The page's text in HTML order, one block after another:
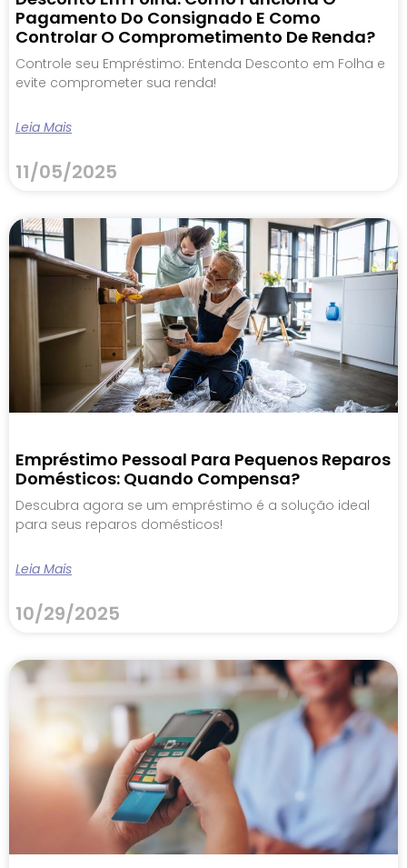
Pagamento Do Consignado E Como
Controlar O Comprometimento De Renda?
Controle seu Empréstimo: Entenda Desconto em Folha e
evite comprometer sua renda!
Leia Mais
11/05/2025
Empréstimo Pessoal Para Pequenos Reparos
Domésticos: Quando Compensa?
Descubra agora se um empréstimo é a solução ideal
para seus reparos domésticos!
Leia Mais
10/29/2025